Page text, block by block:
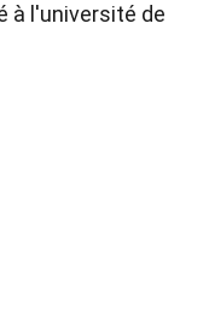
à l'université de